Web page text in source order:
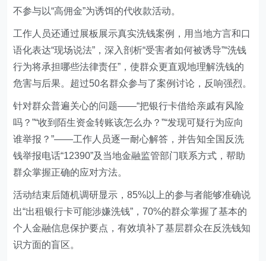
不参与以“高佣金”为诱饵的代收款活动。
工作人员还通过展板展示真实洗钱案例，用当地方言和口
语化表达“现场说法”，深入剖析“受害者如何被诱导”“洗钱
行为将承担哪些法律责任”，使群众更直观地理解洗钱的
危害与后果。超过50名群众参与了案例讨论，反响强烈。
针对群众普遍关心的问题——“把银行卡借给亲戚有风险
吗？”“收到陌生资金转账该怎么办？”“发现可疑行为应向
谁举报？”——工作人员逐一耐心解答，并告知全国反洗
钱举报电话“12390”及当地金融监管部门联系方式，帮助
群众掌握正确的应对方法。
活动结束后随机调研显示，85%以上的参与者能够准确说
出“出租银行卡可能涉嫌洗钱”，70%的群众掌握了基本的
个人金融信息保护要点，有效填补了基层群众在反洗钱知
识方面的盲区。